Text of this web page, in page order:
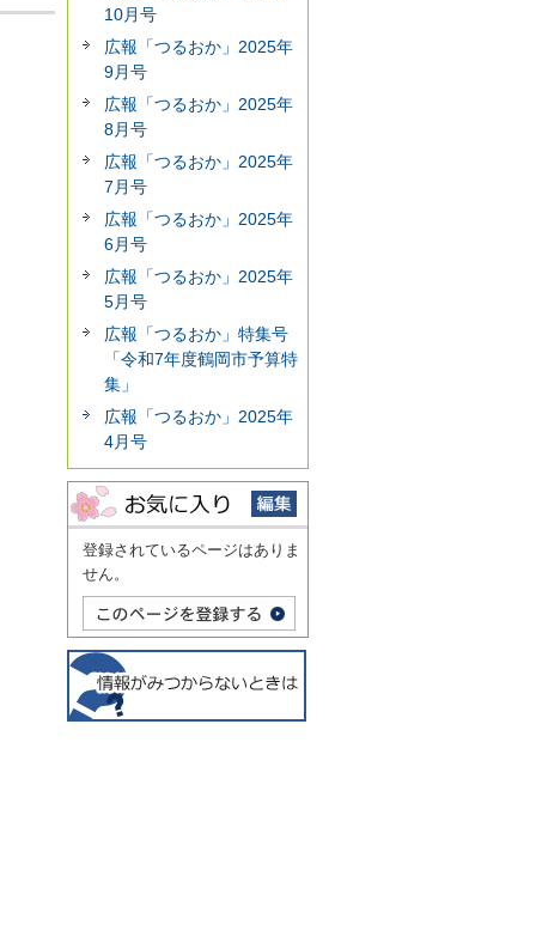
10月号
広報「つるおか」2025年
9月号
広報「つるおか」2025年
8月号
広報「つるおか」2025年
7月号
広報「つるおか」2025年
6月号
広報「つるおか」2025年
5月号
広報「つるおか」特集号
「令和7年度鶴岡市予算特
集」
広報「つるおか」2025年
4月号
登録されているページはありま
せん。